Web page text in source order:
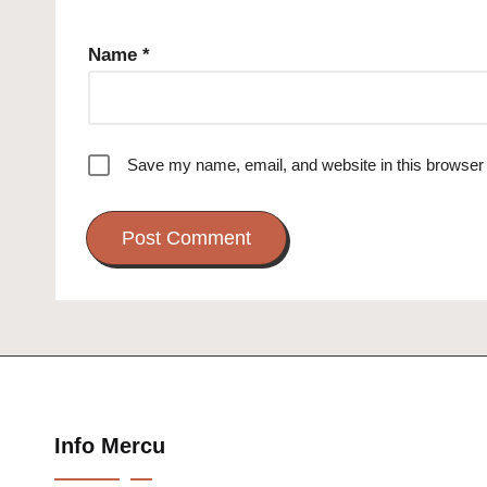
Name *
Save my name, email, and website in this
Info Mercu